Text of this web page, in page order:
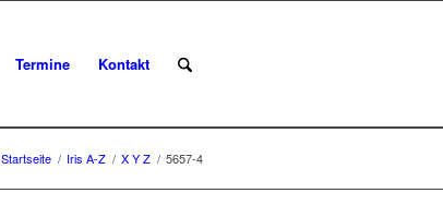
Termine Kontakt
Startseite / Iris A-Z / X Y Z / 5657-4